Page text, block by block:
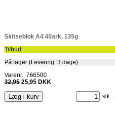
Skitseblok A4 40ark, 135g
Tilbud
På lager (Levering: 3 dage)
Varenr.: 766500
32,95 25,95 DKK
stk.